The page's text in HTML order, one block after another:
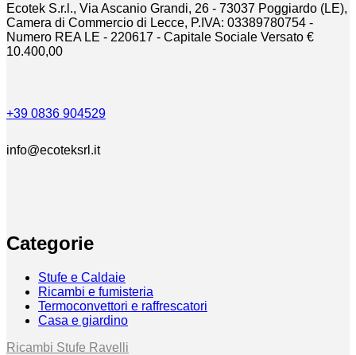
Ecotek S.r.l., Via Ascanio Grandi, 26 - 73037 Poggiardo (LE),
Camera di Commercio di Lecce, P.IVA: 03389780754 -
Numero REA LE - 220617 - Capitale Sociale Versato €
10.400,00
+39 0836 904529
info@ecoteksrl.it
Categorie
Stufe e Caldaie
Ricambi e fumisteria
Termoconvettori e raffrescatori
Casa e giardino
Ricambi Stufe Ravelli